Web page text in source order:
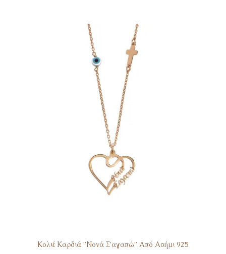
Κολιέ Καρδιά ”Νονά Σ’αγαπώ” Από Ασήμι 925